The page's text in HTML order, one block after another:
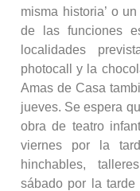
misma historia’ o
de las funciones
localidades
photocall y la
Amas de Casa
jueves. Se espera
obra de teatro
viernes por la
hinchables,
sábado por la